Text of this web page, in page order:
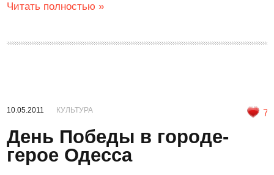
Читать полностью »
10.05.2011 КУЛЬТУРА 7
День Победы в городе-
герое Одесса